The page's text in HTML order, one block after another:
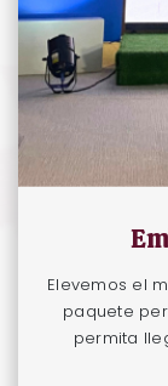
Elevemos el
paquete
permita